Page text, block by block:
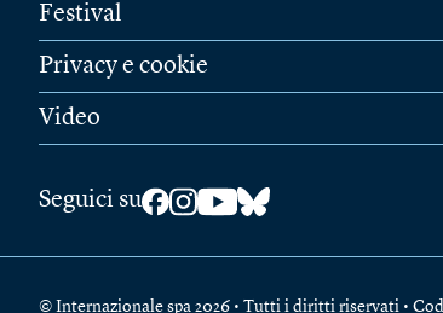
Festival
Privacy e cookie
Video
Seguici su
© Internazionale spa 2026 • Tutti i diritti riservati •